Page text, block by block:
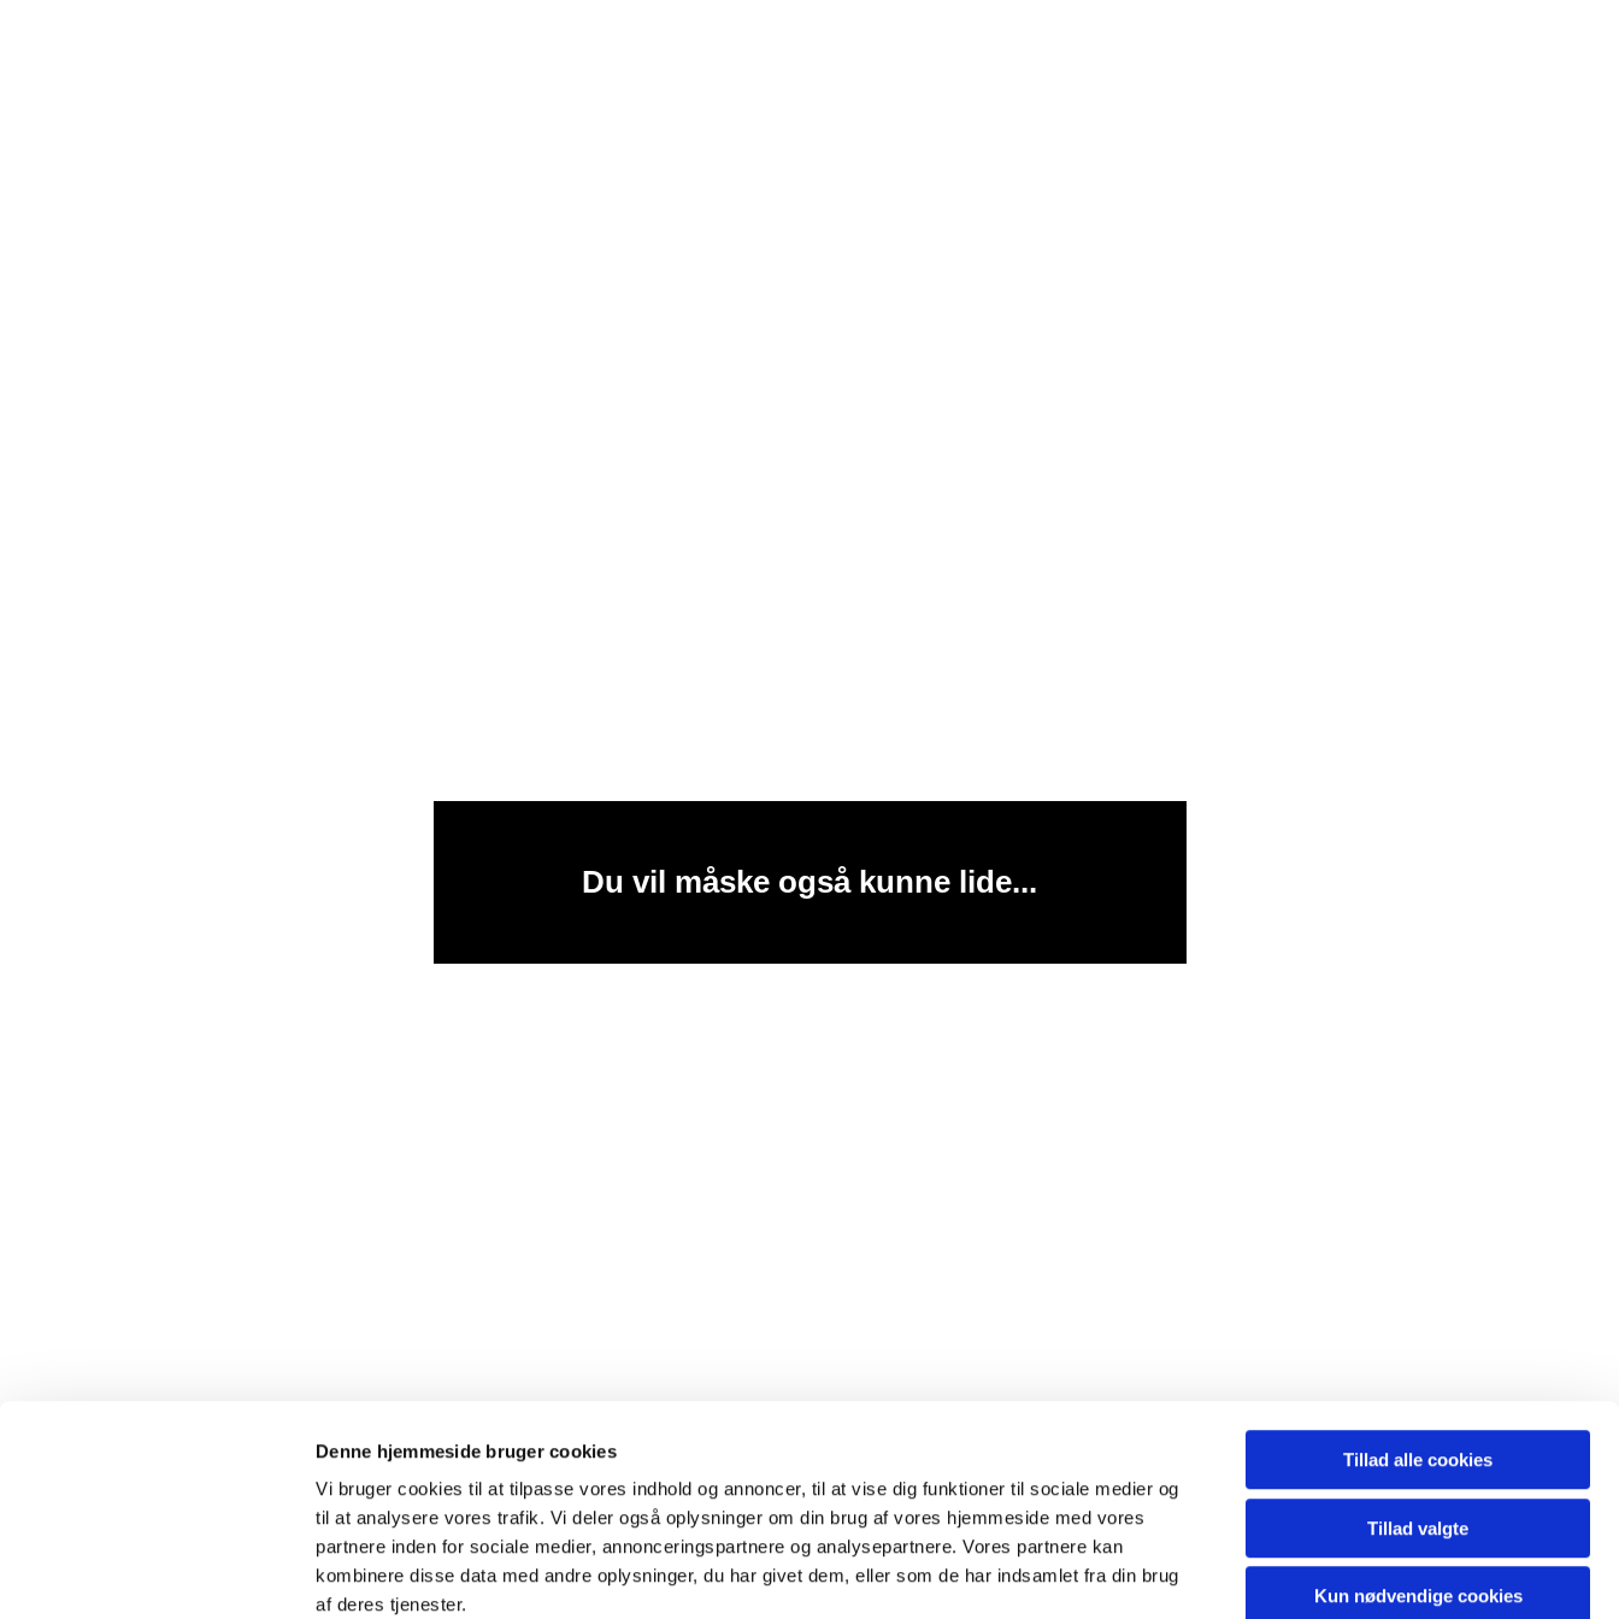
Denne hjemmeside bruger cookies
Vi bruger cookies til at tilpasse vores indhold og annoncer, til at vise dig funktioner til sociale medier og
til at analysere vores trafik. Vi deler også oplysninger om din brug af vores hjemmeside med vores
partnere inden for sociale medier, annonceringspartnere og analysepartnere. Vores partnere kan
kombinere disse data med andre oplysninger, du har givet dem, eller som de har indsamlet fra din brug
af deres tjenester.
Tillad alle cookies
Tillad valgte
Kun nødvendige cookies
Du vil måske også kunne lide...
Kalender-folder os på Facebook